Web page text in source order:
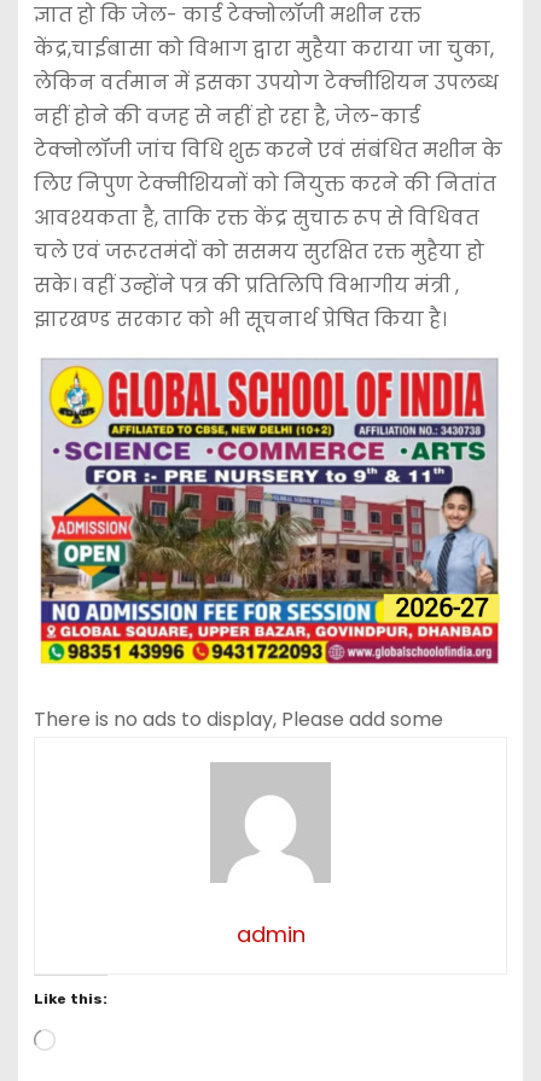
ज्ञात हो कि जेल- कार्ड टेक्नोलॉजी मशीन रक्त
केंद्र,चाईबासा को विभाग द्वारा मुहैया कराया जा चुका,
लेकिन वर्तमान में इसका उपयोग टेक्नीशियन उपलब्ध
नहीं होने की वजह से नहीं हो रहा है, जेल-कार्ड
टेक्नोलॉजी जांच विधि शुरु करने एवं संबंधित मशीन के
लिए निपुण टेक्नीशियनों को नियुक्त करने की नितांत
आवश्यकता है, ताकि रक्त केंद्र सुचारु रूप से विधिवत
चले एवं जरूरतमंदों को ससमय सुरक्षित रक्त मुहैया हो
सके। वहीं उन्होंने पत्र की प्रतिलिपि विभागीय मंत्री ,
झारखण्ड सरकार को भी सूचनार्थ प्रेषित किया है।
There is no ads to display, Please add some
admin
Like this:
L